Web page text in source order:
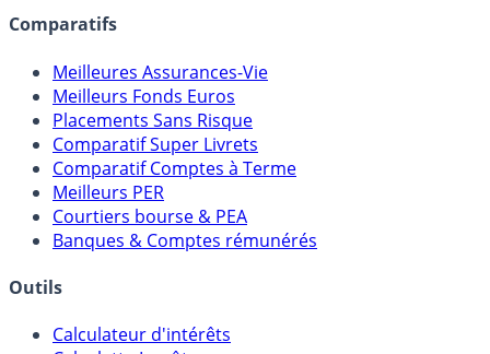
Meilleures Assurances-Vie
Meilleurs Fonds Euros
Placements Sans Risque
Comparatif Super Livrets
Comparatif Comptes à Terme
Meilleurs PER
Courtiers bourse & PEA